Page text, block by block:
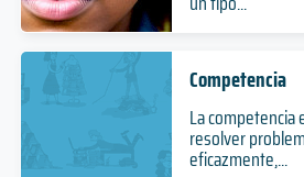
3 años
Duración
Doctorado
Nivel
Presencial
Modalidad
Duración
Especialización
Nivel
Presencial
Presencial
Modalidad
Bioquímica
2 años
Duración
Magíster
Nivel
Presencial
Competencia
La competencia
resolver
eficazmente,...